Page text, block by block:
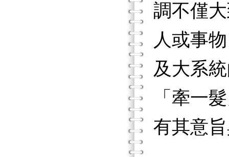
調不僅
人或事
及大系
「牽一
有其意